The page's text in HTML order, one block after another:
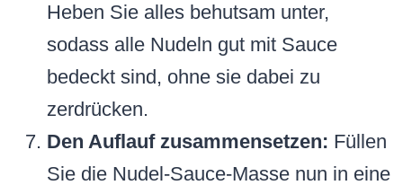
Heben Sie alles behutsam unter,
sodass alle Nudeln gut mit Sauce
bedeckt sind, ohne sie dabei zu
zerdrücken.
Den Auflauf zusammensetzen: Füllen
Sie die Nudel-Sauce-Masse nun in eine